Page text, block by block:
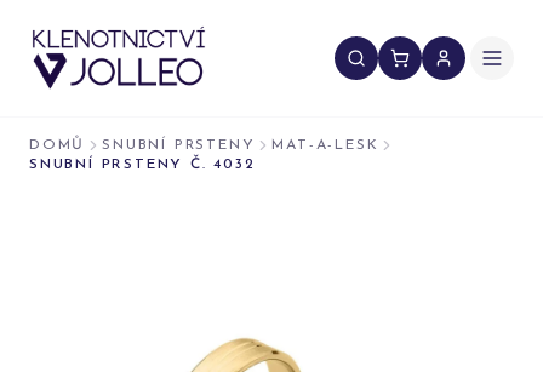
DOMŮ SNUBNÍ PRSTENY
MAT-A-LESK
SNUBNÍ PRSTENY Č. 4032